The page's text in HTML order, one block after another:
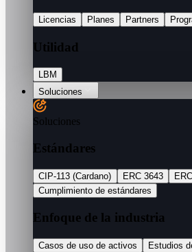
Licencias Planes Partners
Utilidad
LBM
Soluciones
Soluciones
Estándares
CIP-113 (Cardano) ERC 3643
Cumplimiento de estándares
Enfoque de la industria
Casos de uso de activos
Estudios